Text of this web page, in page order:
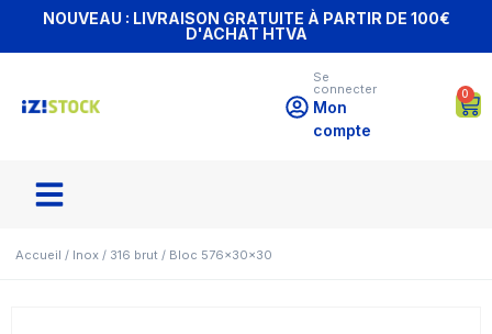
NOUVEAU : LIVRAISON GRATUITE À PARTIR DE 100€
D'ACHAT HTVA
Se
connecter
Mon
compte
0
Accueil / Inox / 316 brut / Bloc 576x30x30